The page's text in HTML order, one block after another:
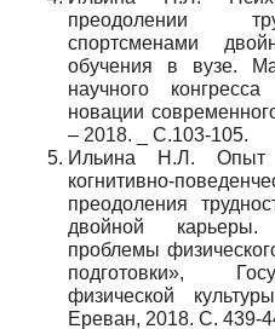
преодолении
спортсменами
обучения в вузе.
научного
новации
– 2018. _ С.103-105.
Ильина Н.Л. Опыт
когнитивно-
преодоления
двойной
проблемы
подготовки»,
физической
Ереван, 2018. С. 439-